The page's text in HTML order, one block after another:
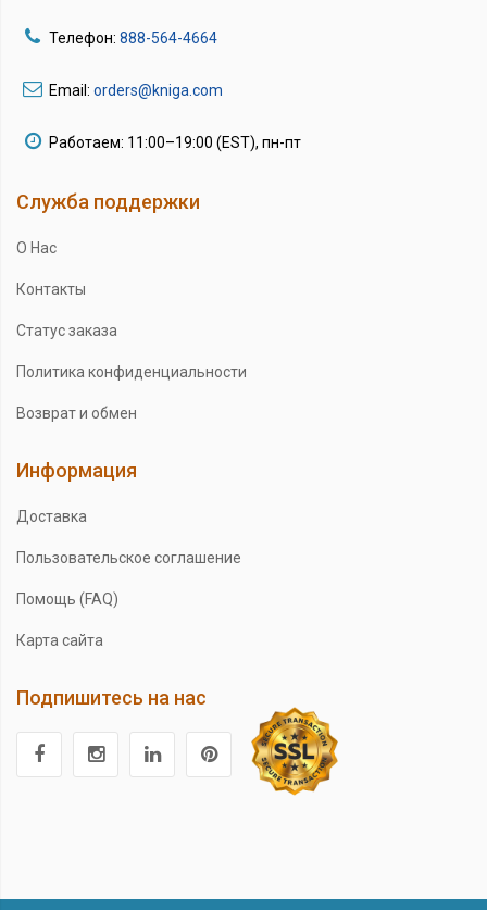
Телефон: 888-564-4664
Email: orders@kniga.com
Работаем: 11:00–19:00 (EST), пн-пт
Служба поддержки
О Нас
Контакты
Статус заказа
Политика конфиденциальности
Возврат и обмен
Информация
Доставка
Пользовательское соглашение
Помощь (FAQ)
Карта сайта
Подпишитесь на нас